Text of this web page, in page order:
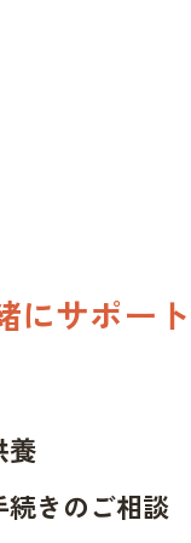
にサポー
養
きのご相談